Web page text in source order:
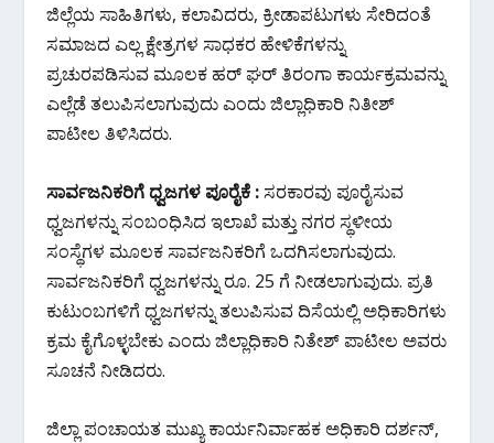
ಜಿಲ್ಲೆಯ ಸಾಹಿತಿಗಳು, ಕಲಾವಿದರು, ಕ್ರೀಡಾಪಟುಗಳು ಸೇರಿದಂತೆ
ಸಮಾಜದ ಎಲ್ಲ ಕ್ಷೇತ್ರಗಳ ಸಾಧಕರ ಹೇಳಿಕೆಗಳನ್ನು
ಪ್ರಚುರಪಡಿಸುವ ಮೂಲಕ ಹರ್ ಘರ್ ತಿರಂಗಾ ಕಾರ್ಯಕ್ರಮವನ್ನು
ಎಲ್ಲೆಡೆ ತಲುಪಿಸಲಾಗುವುದು ಎಂದು ಜಿಲ್ಲಾಧಿಕಾರಿ ನಿತೀಶ್
ಪಾಟೀಲ ತಿಳಿಸಿದರು.
ಸಾರ್ವಜನಿಕರಿಗೆ ಧ್ವಜಗಳ ಪೂರೈಕೆ :ಸರಕಾರವು ಪೂರೈಸುವ
ಧ್ವಜಗಳನ್ನು ಸಂಬಂಧಿಸಿದ ಇಲಾಖೆ ಮತ್ತು ನಗರ ಸ್ಥಳೀಯ
ಸಂಸ್ಥೆಗಳ ಮೂಲಕ ಸಾರ್ವಜನಿಕರಿಗೆ ಒದಗಿಸಲಾಗುವುದು.
ಸಾರ್ವಜನಿಕರಿಗೆ ಧ್ವಜಗಳನ್ನು ರೂ. 25 ಗೆ ನೀಡಲಾಗುವುದು. ಪ್ರತಿ
ಕುಟುಂಬಗಳಿಗೆ ಧ್ವಜಗಳನ್ನು ತಲುಪಿಸುವ ದಿಸೆಯಲ್ಲಿ ಅಧಿಕಾರಿಗಳು
ಕ್ರಮ ಕೈಗೊಳ್ಳಬೇಕು ಎಂದು ಜಿಲ್ಲಾಧಿಕಾರಿ ನಿತೇಶ್ ಪಾಟೀಲ ಅವರು
ಸೂಚನೆ ನೀಡಿದರು.
ಜಿಲ್ಲಾ ಪಂಚಾಯತ ಮುಖ್ಯ ಕಾರ್ಯನಿರ್ವಾಹಕ ಅಧಿಕಾರಿ ದರ್ಶನ್,